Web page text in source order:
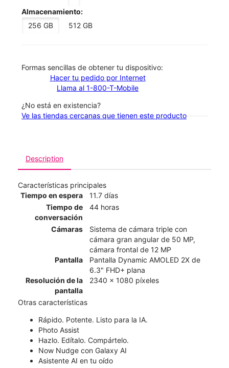
Almacenamiento:
256 GB
512 GB
​​​​​​​Formas sencillas de obtener tu dispositivo:
Hacer tu pedido por Internet
Llama al 1-800-T-Mobile
¿No está en existencia?
Ve las tiendas cercanas que tienen este producto
Description
Características principales
Tiempo en espera
11.7 días
Tiempo de
conversación
44 horas
Cámaras
Sistema de cámara triple con
cámara gran angular de 50 MP,
cámara frontal de 12 MP
Pantalla
Pantalla Dynamic AMOLED 2X de
6.3" FHD+ plana
Resolución de la
pantalla
2340 x 1080 píxeles
Otras características
Rápido. Potente. Listo para la IA.
Photo Assist
Hazlo. Edítalo. Compártelo.
Now Nudge con Galaxy AI
Asistente AI en tu oído